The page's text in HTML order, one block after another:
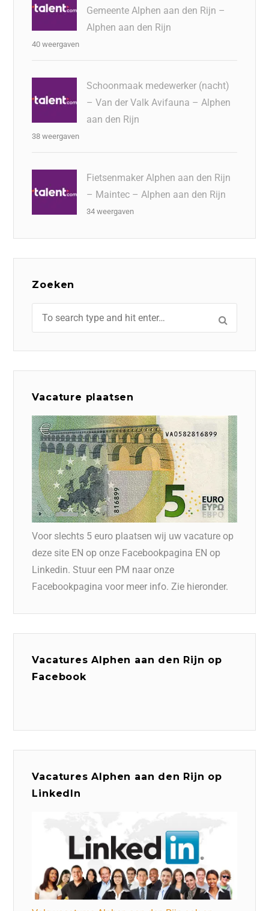
Gemeente Alphen aan den Rijn –
Alphen aan den Rijn
40 weergaven
Schoonmaak medewerker (nacht)
– Van der Valk Avifauna – Alphen
aan den Rijn
38 weergaven
Fietsenmaker Alphen aan den Rijn
– Maintec – Alphen aan den Rijn
34 weergaven
Zoeken
Vacature plaatsen
Voor slechts 5 euro plaatsen wij uw vacature op
deze site EN op onze Facebookpagina EN op
Linkedin. Stuur een PM naar onze
Facebookpagina voor meer info. Zie hieronder.
Vacatures Alphen aan den Rijn op
Facebook
Vacatures Alphen aan den Rijn op
LinkedIn